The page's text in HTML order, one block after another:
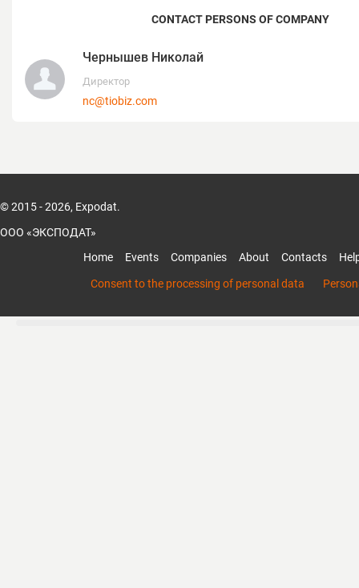
CONTACT PERSONS OF COMPANY
Чернышев Николай
Директор
nc@tiobiz.com
© 2015 - 2026, Expodat.
ООО «ЭКСПОДАТ»
Home
Events Companies About Contacts
Consent to the processing of personal data